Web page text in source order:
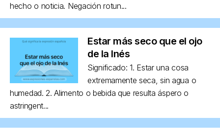
hecho o noticia. Negación rotun...
Estar más seco que el ojo
de la Inés
Significado: 1. Estar una cosa
extremamente seca, sin agua o
humedad. 2. Alimento o bebida que resulta áspero o
astringent...